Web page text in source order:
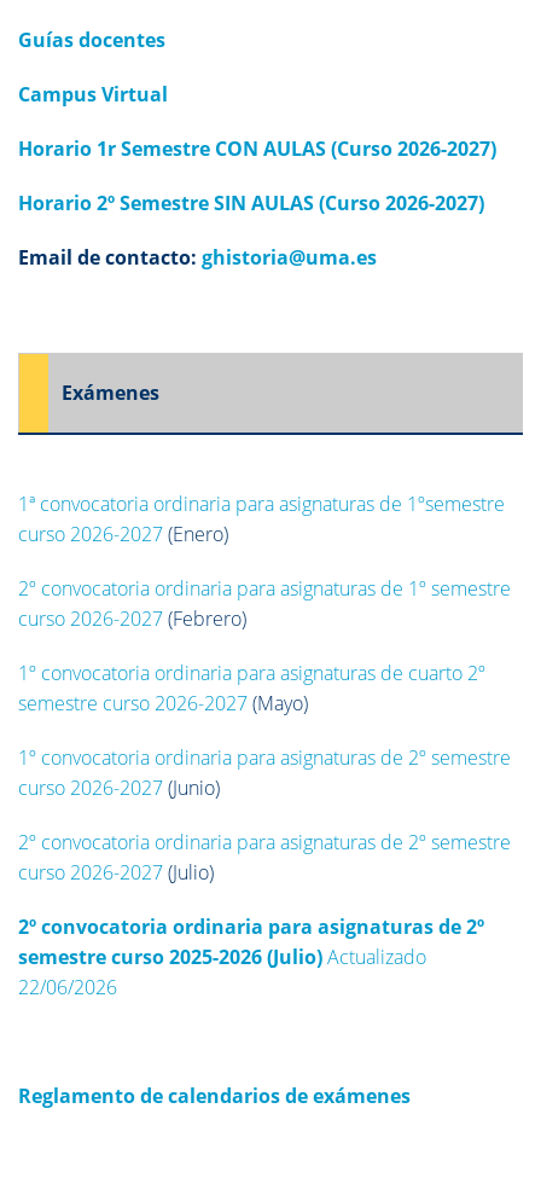
Guías docentes
Campus Virtual
Horario 1r Semestre CON AULAS (Curso 2026-2027)
Horario 2º Semestre SIN AULAS (Curso 2026-2027)
Email de contacto: ghistoria@uma.es
Exámenes
1ª convocatoria ordinaria para asignaturas de 1ºsemestre
curso 2026-2027(Enero)
2º convocatoria ordinaria para asignaturas de 1º semestre
curso 2026-2027(Febrero)
1º convocatoria ordinaria para asignaturas de cuarto 2º
semestre curso 2026-2027(Mayo)
1º convocatoria ordinaria para asignaturas de 2º semestre
curso 2026-2027(Junio)
2º convocatoria ordinaria para asignaturas de 2º semestre
curso 2026-2027(Julio)
2º convocatoria ordinaria para asignaturas de 2º
semestre curso 2025-2026 (Julio)Actualizado
22/06/2026
Reglamento de calendarios de exámenes